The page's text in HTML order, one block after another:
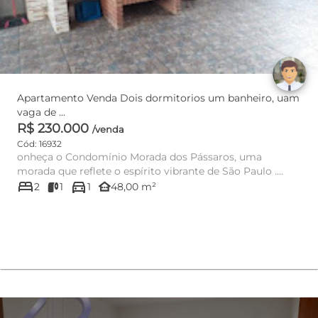
Apartamento Venda Dois dormitorios um banheiro, uam
vaga de ...
R$ 230.000 /venda
Cód: 16932
onheça o Condomínio Morada dos Pássaros, uma
morada que reflete o espírito vibrante de São Paulo .
Localizado na R...
bed2 1 directions_car1 other_houses48,00 m²